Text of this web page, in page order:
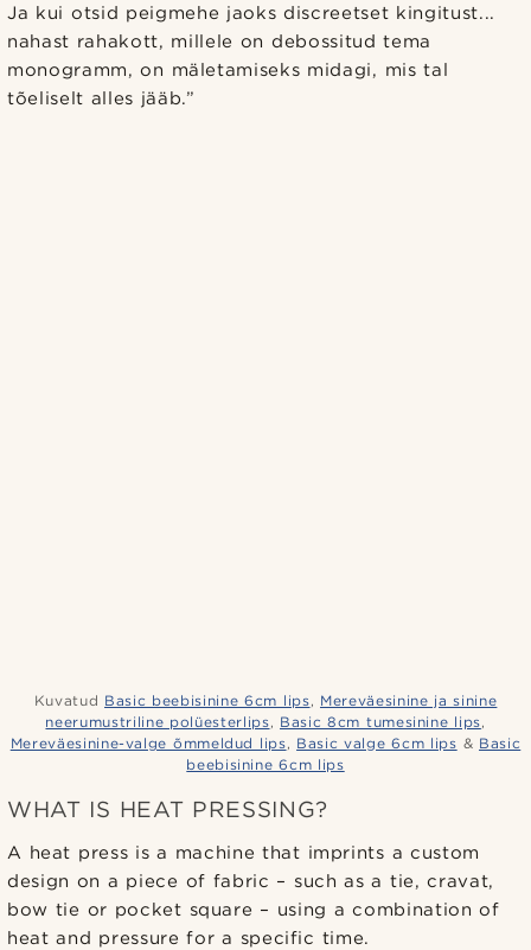
Ja kui otsid peigmehe jaoks discreetset kingitust...
nahast rahakott, millele on debossitud tema
monogramm, on mäletamiseks midagi, mis tal
tõeliselt alles jääb.”
Kuvatud Basic beebisinine 6cm lips, Mereväesinine ja sinine
neerumustriline polüesterlips, Basic 8cm tumesinine lips,
Mereväesinine-valge õmmeldud lips, Basic valge 6cm lips & Basic
beebisinine 6cm lips
WHAT IS HEAT PRESSING?
A heat press is a machine that imprints a custom
design on a piece of fabric – such as a tie, cravat,
bow tie or pocket square – using a combination of
heat and pressure for a specific time.